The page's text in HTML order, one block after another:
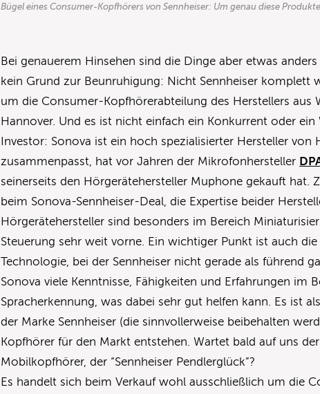
Bügel eines Consumer-Kopfhörers von Sennheiser: Um genau diese Produkte
Bei genauerem Hinsehen sind die Dinge aber etwas
kein Grund zur Beunruhigung: Nicht Sennheiser komplett
um die Consumer-Kopfhörerabteilung des Herstellers aus
Hannover. Und es ist nicht einfach ein Konkurrent oder
Investor: Sonova ist ein hoch spezialisierter Hersteller von
zusammenpasst, hat vor Jahren der Mikrofonhersteller
seinerseits den Hörgerätehersteller Muphone gekauft hat.
beim Sonova-Sennheiser-Deal, die Expertise beider
Hörgerätehersteller sind besonders im Bereich
Steuerung sehr weit vorne. Ein wichtiger Punkt ist auch
Technologie, bei der Sennheiser nicht gerade als führend
Sonova viele Kenntnisse, Fähigkeiten und Erfahrungen im
Spracherkennung, was dabei sehr gut helfen kann. Es ist
der Marke Sennheiser (die sinnvollerweise beibehalten
Kopfhörer für den Markt entstehen. Wartet bald auf uns
Mobilkopfhörer, der “Sennheiser Pendlerglück”?
Es handelt sich beim Verkauf wohl ausschließlich um die